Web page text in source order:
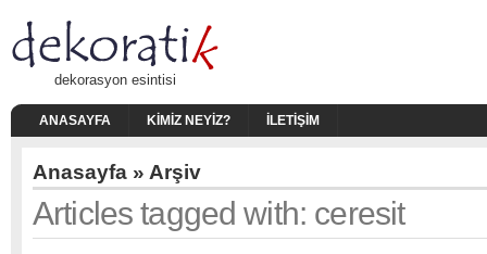
dekorasyon esintisi
ANASAYFA KIMIZ NEYIZ? İLETIŞIM
Anasayfa » Arşiv
Articles tagged with: ceresit